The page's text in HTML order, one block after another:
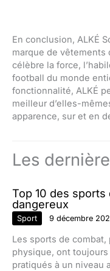
En conclusion, ALKÉ
marque de vêtements
célèbre la force,
football du monde
fonctionnalité, ALKÉ
meilleur d’elles-
apparence, sur et en
Les
Top 10 des
dangereux
Sport 9 décembre
Les sports de
physique, ont
pratiqués à un niveau